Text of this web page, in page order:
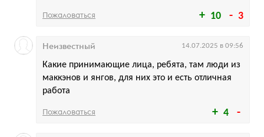
10 3
Пожаловаться
4
Какие принимающие лица, ребята, там люди из
маккэнов и янгов, для них это и есть отличная
работа
Неизвестный 14.07.2025 в 09:56
Пожаловаться